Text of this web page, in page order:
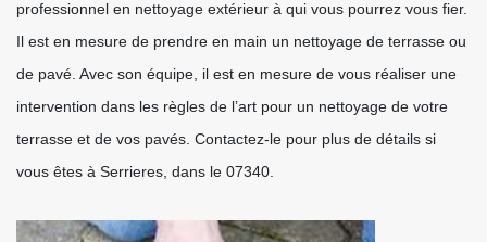
professionnel en nettoyage extérieur à qui vous pourrez vous fier.
Il est en mesure de prendre en main un nettoyage de terrasse ou
de pavé. Avec son équipe, il est en mesure de vous réaliser une
intervention dans les règles de l’art pour un nettoyage de votre
terrasse et de vos pavés. Contactez-le pour plus de détails si
vous êtes à Serrieres, dans le 07340.